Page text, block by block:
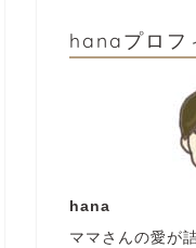
hanaプロフ
hana
ママさんの愛が